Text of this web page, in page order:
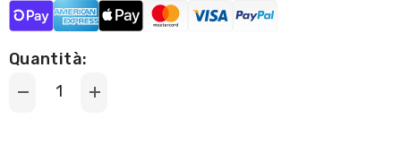
Quantità:
Decrease
Increase